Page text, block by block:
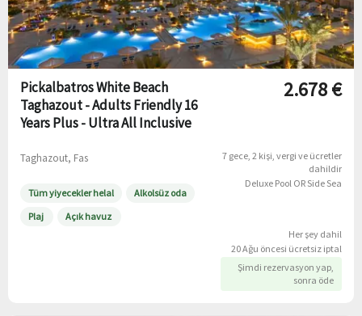
Pickalbatros White Beach
Taghazout - Adults Friendly 16
Years Plus - Ultra All Inclusive
Taghazout, Fas
Tüm yiyecekler helal
Alkolsüz oda
Plaj
Açık havuz
2.678 €
7 gece 2 kişi vergi ve ücretler
dahildir
Deluxe Pool OR Side Sea
Her şey dahil
20 Ağu öncesi ücretsiz iptal
Şimdi rezervasyon yap,
sonra öde